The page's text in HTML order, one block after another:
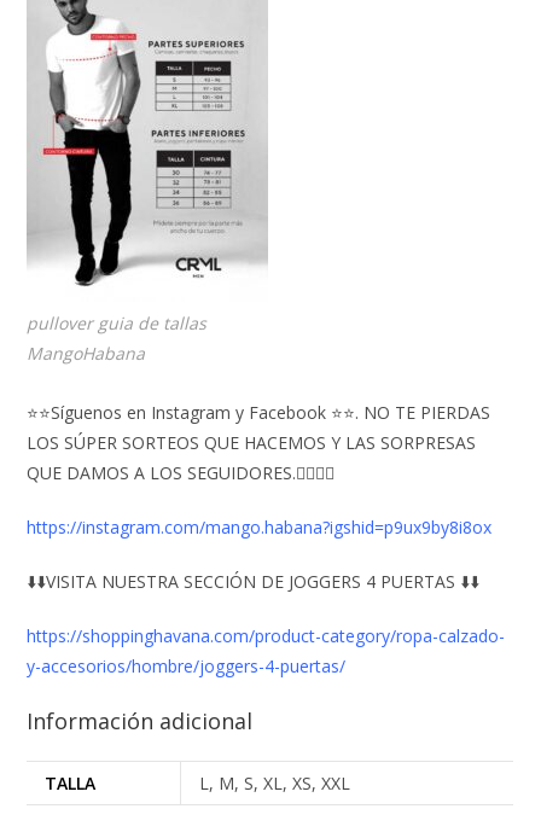
pullover guia de tallas
MangoHabana
⭐⭐Síguenos en Instagram y Facebook ⭐⭐. NO TE PIERDAS
LOS SÚPER SORTEOS QUE HACEMOS Y LAS SORPRESAS
QUE DAMOS A LOS SEGUIDORES.👇🏻👇🏻
https://instagram.com/mango.habana?igshid=p9ux9by8i8ox
⬇️⬇️VISITA NUESTRA SECCIÓN DE JOGGERS 4 PUERTAS ⬇️⬇️
https://shoppinghavana.com/product-category/ropa-calzado-
y-accesorios/hombre/joggers-4-puertas/
Información adicional
TALLA L, M, S, XL, XS, XXL